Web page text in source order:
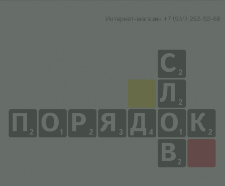
Интернет-магазин +7 (931) 252-92-60